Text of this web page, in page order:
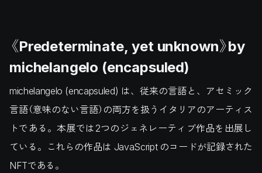
《Predeterminate, yet unknown》by
michelangelo (encapsuled)
michelangelo (encapsuled) は、従来の言語と、アセミック
言語（意味のない言語）の両方を扱うイタリアのアーティス
トである。本展では2つのジェネレーティブ作品を出展し
ている。これらの作品は JavaScript のコードが記録された
NFTである。